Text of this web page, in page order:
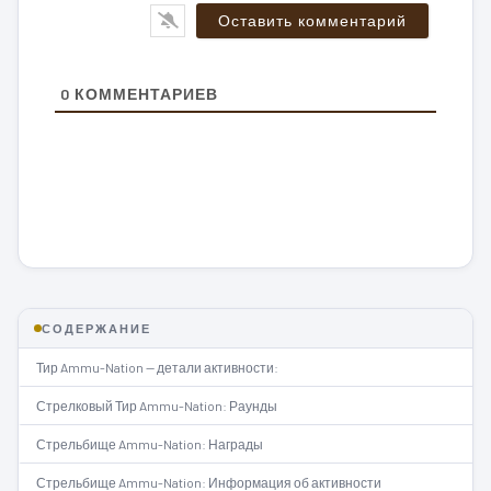
0 КОММЕНТАРИЕВ
СОДЕРЖАНИЕ
Тир Ammu-Nation — детали активности:
Стрелковый Тир Ammu-Nation: Раунды
Стрельбище Ammu-Nation: Награды
Стрельбище Ammu-Nation: Информация об активности